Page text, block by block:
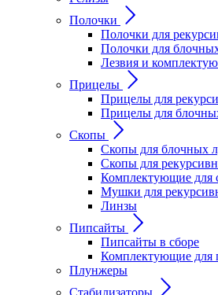
Полочки
Полочки для
Полочки для
Лезвия и
Прицелы
Прицелы для
Прицелы для
Скопы
Скопы для блочных
Скопы для
Комплектующие для
Мушки для
Линзы
Пипсайты
Пипсайты в сборе
Комплектующие для
Плунжеры
Стабилизаторы